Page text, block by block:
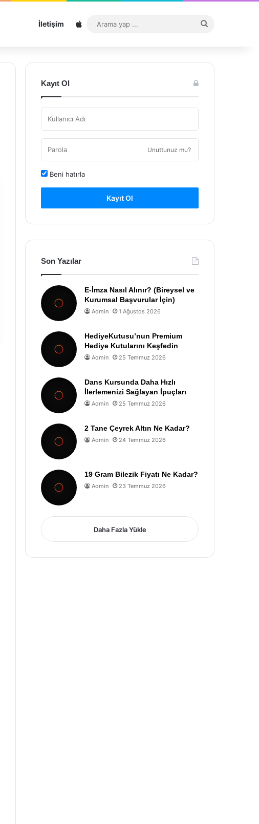
İletişim Sitemap
...
Kayıt Ol
Unuttunuz mu?
Beni hatırla
Kayıt Ol
Son Yazılar
E-İmza Nasıl Alınır? (Bireysel ve
Kurumsal Başvurular İçin)
Admin 1 Ağustos 2026
HediyeKutusu’nun Premium
Hediye Kutularını Keşfedin
Admin 25 Temmuz 2026
Dans Kursunda Daha Hızlı
İlerlemenizi Sağlayan İpuçları
Admin 25 Temmuz 2026
2 Tane Çeyrek Altın Ne Kadar?
Admin 24 Temmuz 2026
19 Gram Bilezik Fiyatı Ne Kadar?
Admin 23 Temmuz 2026
Daha Fazla Yükle